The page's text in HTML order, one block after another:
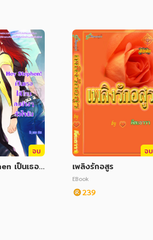
จบ
เป็นเธอไ
หัวใจฉัน
จบ
เพลิงรักอสูร
EBook
239